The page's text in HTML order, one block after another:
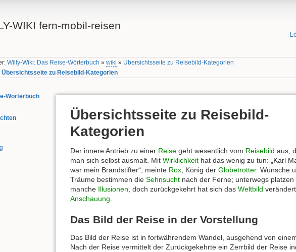
WIKI fern-mobil-reisen
Willy-Wiki: Das Reise-Wörterbuch »wiki » Übersichtsseite zu Reisebild-Kategorien
Übersichtsseite zu Reisebild-Kategorien
Wörterbuch
Übersichtsseite zu Reisebild-
Kategorien
Der innere Antrieb zu einer Reise geht wesentlich vom Reisebild aus,
man sich selbst ausmalt. Mit Wirklichkeit hat das wenig zu tun: „Karl
war mein Brandstifter“, meinte Rox , König der Globetrotter. Wünsche
Träume bestimmen die Sehnsucht nach der Ferne; unterwegs platzen
manche Illusionen , doch zurückgekehrt hat sich das Weltbild
Anschauung
Das Bild der Reise in der Vorstellung
Das Bild der Reise ist in fortwährendem Wandel, ausgehend von
Nach der Reise vermittelt der Zurückgekehrte ein Zerrbild der Reise